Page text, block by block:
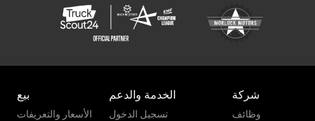
بيع
الأسعار والتعريفات
الخدمة والدعم
تسجيل الدخول
شركة
وظائف